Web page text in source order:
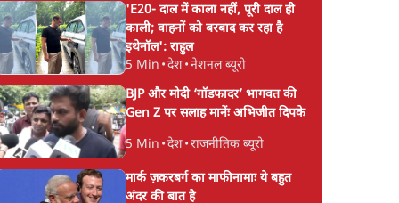
'E20- दाल में काला नहीं, पूरी दाल ही
काली; वाहनों को बरबाद कर रहा है
इथेनॉल': राहुल
5 Min •देश•नेशनल ब्यूरो
BJP और मोदी ‘गॉडफादर’ भागवत की
Gen Z पर सलाह मानेंः अभिजीत दिपके
5 Min •देश•राजनीतिक ब्यूरो
मार्क ज़करबर्ग का माफीनामाः ये बहुत
अंदर की बात है